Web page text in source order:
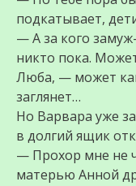
подкатывает,
— А за кого
никто пока.
Люба, — может
заглянет…
Но Варвара уже
в долгий ящик
— Прохор мне не
матерью Анной